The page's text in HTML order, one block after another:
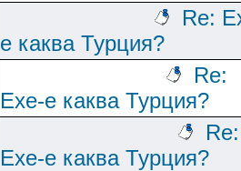
Re:
е каква Турция?
Re:
Ехе-е каква Турция?
Re:
Ехе-е каква Турция?